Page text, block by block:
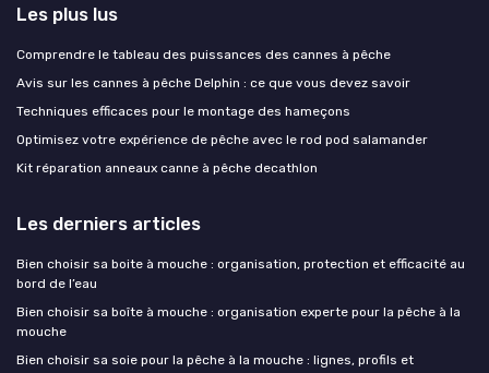
Les plus lus
Comprendre le tableau des puissances des cannes à pêche
Avis sur les cannes à pêche Delphin : ce que vous devez savoir
Techniques efficaces pour le montage des hameçons
Optimisez votre expérience de pêche avec le rod pod salamander
Kit réparation anneaux canne à pêche decathlon
Les derniers articles
Bien choisir sa boite à mouche : organisation, protection et efficacité au
bord de l’eau
Bien choisir sa boîte à mouche : organisation experte pour la pêche à la
mouche
Bien choisir sa soie pour la pêche à la mouche : lignes, profils et